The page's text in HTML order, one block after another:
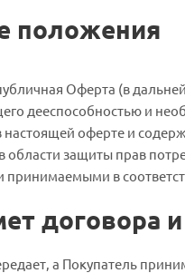
положения
Оферта (в
дееспособностью и
оферте и
области защиты прав
принимаемыми в
договора
а Покупатель